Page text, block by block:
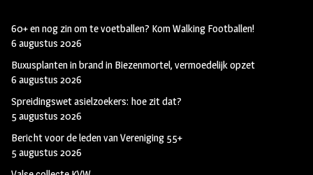
60+ en nog zin om te voetballen? Kom Walking Footballen!
6 augustus 2026
Buxusplanten in brand in Biezenmortel, vermoedelijk opzet
6 augustus 2026
Spreidingswet asielzoekers: hoe zit dat?
5 augustus 2026
Bericht voor de leden van Vereniging 55+
5 augustus 2026